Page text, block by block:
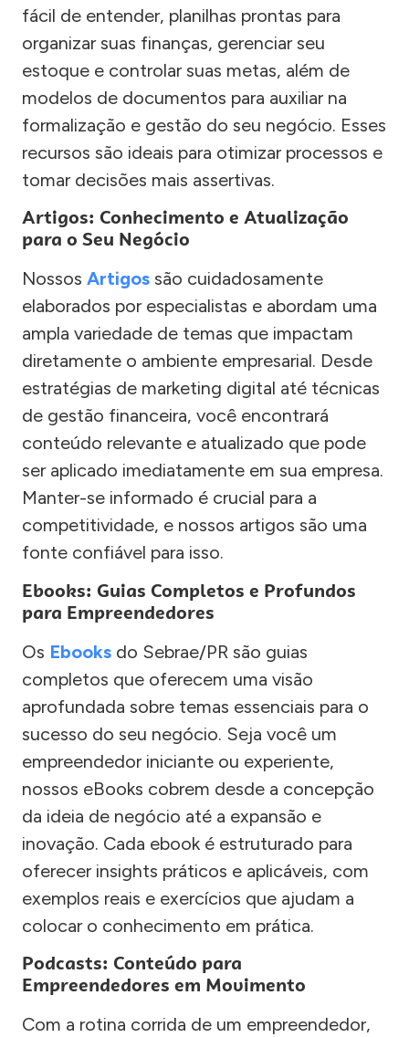
fácil de entender, planilhas prontas para
organizar suas finanças, gerenciar seu
estoque e controlar suas metas, além de
modelos de documentos para auxiliar na
formalização e gestão do seu negócio. Esses
recursos são ideais para otimizar processos e
tomar decisões mais assertivas.
Artigos: Conhecimento e Atualização
para o Seu Negócio
Nossos Artigos são cuidadosamente
elaborados por especialistas e abordam uma
ampla variedade de temas que impactam
diretamente o ambiente empresarial. Desde
estratégias de marketing digital até técnicas
de gestão financeira, você encontrará
conteúdo relevante e atualizado que pode
ser aplicado imediatamente em sua empresa.
Manter-se informado é crucial para a
competitividade, e nossos artigos são uma
fonte confiável para isso.
Ebooks: Guias Completos e Profundos
para Empreendedores
Os Ebooks do Sebrae/PR são guias
completos que oferecem uma visão
aprofundada sobre temas essenciais para o
sucesso do seu negócio. Seja você um
empreendedor iniciante ou experiente,
nossos eBooks cobrem desde a concepção
da ideia de negócio até a expansão e
inovação. Cada ebook é estruturado para
oferecer insights práticos e aplicáveis, com
exemplos reais e exercícios que ajudam a
colocar o conhecimento em prática.
Podcasts: Conteúdo para
Empreendedores em Movimento
Com a rotina corrida de um empreendedor,